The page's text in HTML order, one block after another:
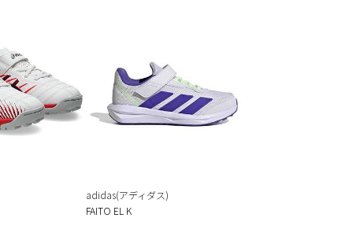
adidas(アディダス)
FAITO EL K